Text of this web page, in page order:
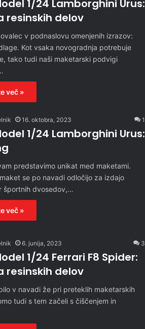
1/24 Lamborghini Urus:
resinskih delov
v podnaslovu omenjenih izrazov:
Kot vsaka novogradnja potrebuje
tako tudi naši maketarski podvigi
več »
16. oktobra, 2023 1
1/24 Lamborghini Urus:
predstavimo unikat med maketami.
se po navadi odločijo za izdajo
športnih dvosedov,…
več »
6. junija, 2023 3
1/24 Ferrari F8 Spider:
resinskih delov
v navadi že pri preteklih maketarskih
tudi s tem začeli s čiščenjem in